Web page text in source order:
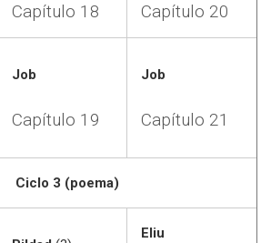
Capítulo 18 Capítulo 20
Job
Capítulo 19
Job
Capítulo 21
Ciclo 3 (poema)
Eliu